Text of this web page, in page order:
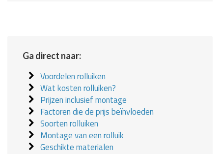
Ga direct naar:
Voordelen rolluiken
Wat kosten rolluiken?
Prijzen inclusief montage
Factoren die de prijs beïnvloeden
Soorten rolluiken
Montage van een rolluik
Geschikte materialen